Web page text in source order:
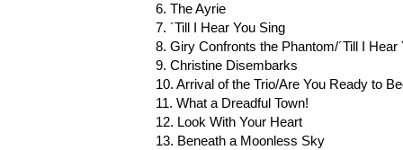
6. The Ayrie
7. ´Till I Hear You Sing
8. Giry Confronts the Phantom/´Till I
9. Christine Disembarks
10. Arrival of the Trio/Are You Ready to
11. What a Dreadful Town!
12. Look With Your Heart
13. Beneath a Moonless Sky